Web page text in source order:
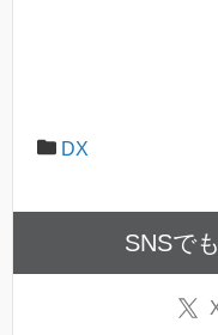
DX
SNSで